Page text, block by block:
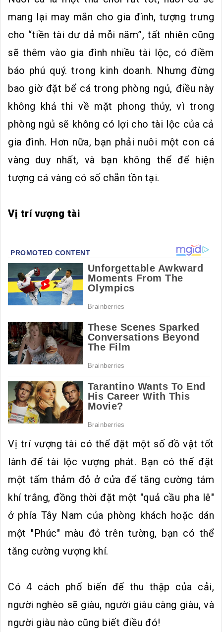
mang lại may mắn cho gia đình, tượng trưng
cho “tiền tài dư dả mỗi năm”, tất nhiên cũng
sẽ thêm vào gia đình nhiều tài lộc, có điềm
báo phú quý. trong kinh doanh. Nhưng đừng
bao giờ đặt bể cá trong phòng ngủ, điều này
không khả thi về mặt phong thủy, vì trong
phòng ngủ sẽ không có lợi cho tài lộc của cả
gia đình. Hơn nữa, bạn phải nuôi một con cá
vàng duy nhất, và bạn không thể để hiện
tượng cá vàng có số chẵn tồn tại.
Vị trí vượng tài
Vị trí vượng tài có thể đặt một số đồ vật tốt
lành để tài lộc vượng phát. Bạn có thể đặt
một tấm thảm đỏ ở cửa để tăng cường tám
khí trắng, đồng thời đặt một "quả cầu pha lê"
ở phía Tây Nam của phòng khách hoặc dán
một "Phúc" màu đỏ trên tường, bạn có thể
tăng cường vượng khí.
Có 4 cách phổ biến để thu thập của cải,
người nghèo sẽ giàu, người giàu càng giàu, và
người giàu nào cũng biết điều đó!